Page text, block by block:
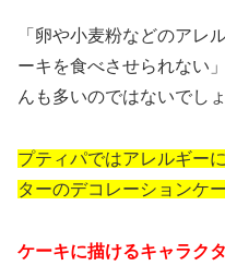
「卵や小麦粉などのアレ
ーキを食べさせられない
んも多いのではないでし
プティパではアレルギー
ターのデコレーションケ
ケーキに描けるキャラク